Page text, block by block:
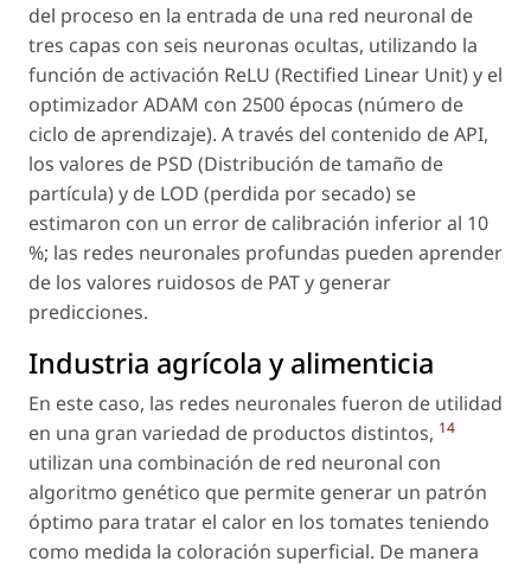
del proceso en la entrada de una red neuronal de
tres capas con seis neuronas ocultas, utilizando la
función de activación ReLU (Rectified Linear Unit) y el
optimizador ADAM con 2500 épocas (número de
ciclo de aprendizaje). A través del contenido de API,
los valores de PSD (Distribución de tamaño de
partícula) y de LOD (perdida por secado) se
estimaron con un error de calibración inferior al 10
%; las redes neuronales profundas pueden aprender
de los valores ruidosos de PAT y generar
predicciones.
Industria agrícola y alimenticia
En este caso, las redes neuronales fueron de utilidad
en una gran variedad de productos distintos, 14
utilizan una combinación de red neuronal con
algoritmo genético que permite generar un patrón
óptimo para tratar el calor en los tomates teniendo
como medida la coloración superficial. De manera